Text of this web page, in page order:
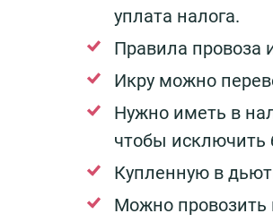
уплата налога.
Правила провоза
Икру можно
Нужно иметь в
чтобы исключить
Купленную в
Можно провозить